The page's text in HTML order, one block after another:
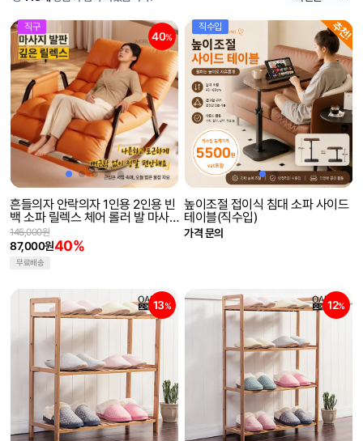
직구
40%
흔들의자 안락의자 1인용 2인용 빈
백 소파 릴렉스 체어 롤러 발 마사
지(해외직구)
87,000원40%
145,000원
무료배송
직수입
높이조절 접이식 침대 소파 사이드
테이블(직수입)
가격 문의
13% 12%